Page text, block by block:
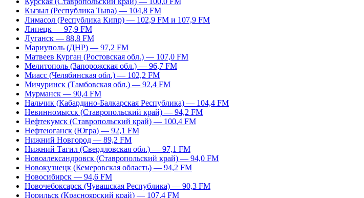
Кызыл (Республика Тыва) — 104,8 FM
Лимасол (Республика Кипр) — 102,9 FM и 107,9 FM
Липецк — 97,9 FM
Луганск — 88,8 FM
Мариуполь (ДНР) — 97,2 FM
Матвеев Курган (Ростовская обл.) — 107,0 FM
Мелитополь (Запорожская обл.) — 96,7 FM
Миасс (Челябинская обл.) — 102,2 FM
Мичуринск (Тамбовская обл.) — 92,4 FM
Мурманск — 90,4 FM
Нальчик (Кабардино-Балкарская Республика) — 104,4 FM
Невинномысск (Ставропольский край) — 94,2 FM
Нефтекумск (Ставропольский край) — 100,4 FM
Нефтеюганск (Югра) — 92,1 FM
Нижний Новгород — 89,2 FM
Нижний Тагил (Свердловская обл.) — 97,1 FM
Новоалександровск (Ставропольский край) — 94,0 FM
Новокузнецк (Кемеровская область) — 94,2 FM
Новосибирск — 94,6 FM
Новочебоксарск (Чувашская Республика) — 90,3 FM
Норильск (Красноярский край) — 107,4 FM